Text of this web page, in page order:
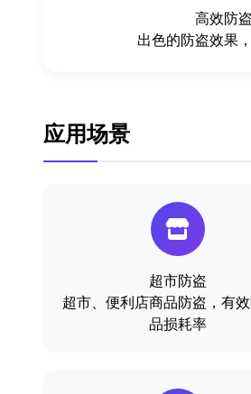
高效防盗
出色的防盗效果
应用场景
超市防盗
超市、便利店商品防盗，有
品损耗率